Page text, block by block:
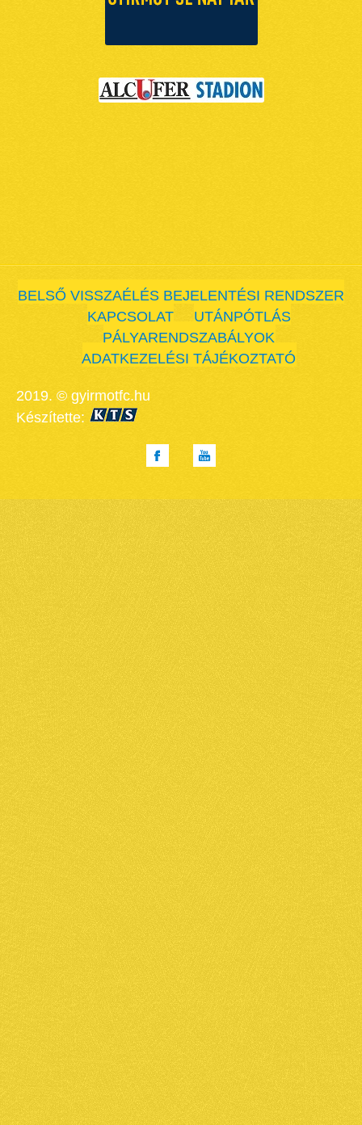
BELSŐ VISSZAÉLÉS BEJELENTÉSI RENDSZER
KAPCSOLAT
UTÁNPÓTLÁS
PÁLYARENDSZABÁLYOK
ADATKEZELÉSI TÁJÉKOZTATÓ
2019. © gyirmotfc.hu
Készítette: